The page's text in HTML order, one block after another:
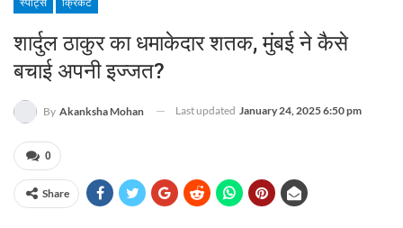
स्पोर्ट्स क्रिकेट
शार्दुल ठाकुर का धमाकेदार शतक, मुंबई ने कैसे
बचाई अपनी इज्जत?
By Akanksha Mohan Last updated January 24, 2025 6:50 pm
0
Share